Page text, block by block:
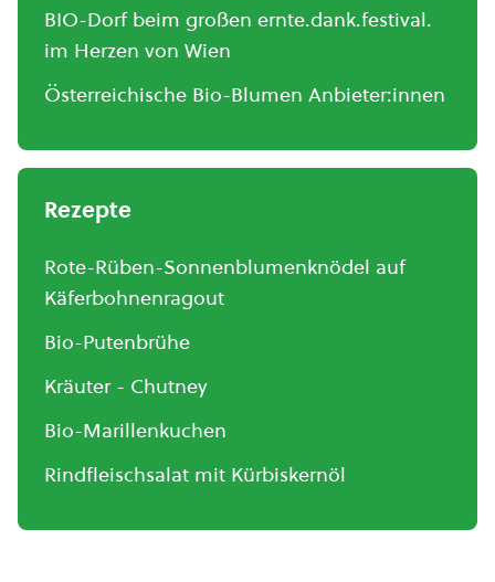
BIO-Dorf beim großen ernte.dank.festival.
im Herzen von Wien
Österreichische Bio-Blumen Anbieter:innen
Rezepte
Rote-Rüben-Sonnenblumenknödel auf
Käferbohnenragout
Bio-Putenbrühe
Kräuter - Chutney
Bio-Marillenkuchen
Rindfleischsalat mit Kürbiskernöl